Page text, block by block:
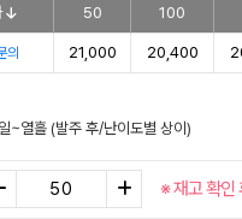
50 100
의 21,000 20,400
~열흘 (발주 후/난이도별 상이)
※ 재고 확인